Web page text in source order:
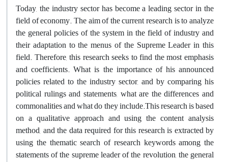
Today, the industry sector has become a leading sector in the
field of economy. The aim of the current research is to analyze
the general policies of the system in the field of industry and
their adaptation to the menus of the Supreme Leader in this
field. Therefore, this research seeks to find the most emphasis
and coefficients. What is the importance of his announced
policies related to the industry sector, and by comparing his
political rulings and statements, what are the differences and
commonalities and what do they include.This research is based
on a qualitative approach and using the content analysis
method, and the data required for this research is extracted by
using the thematic search of research keywords among the
statements of the supreme leader of the revolution, the general